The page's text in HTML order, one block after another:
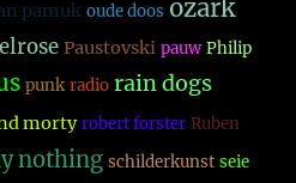
pamuk oude doos ozark
Paustovski pauw Philip
punk radio rain dogs
morty robert forster Ruben
nothing schilderkunst seie